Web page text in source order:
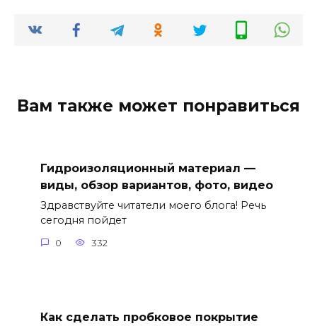
Вам также может понравиться
Гидроизоляционный материал —
виды, обзор вариантов, фото, видео
Здравствуйте читатели моего блога! Речь
сегодня пойдет
0 332
Как сделать пробковое покрытие